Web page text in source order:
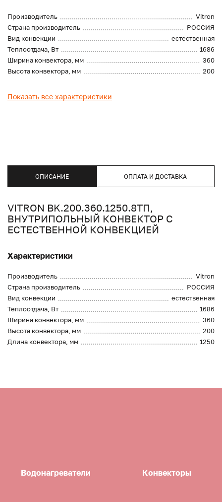
Производитель
Vitron
Страна производитель
РОССИЯ
Вид конвекции
естественная
Теплоотдача, Вт
1686
Ширина конвектора, мм
360
Высота конвектора, мм
200
Показать все характеристики
ОПИСАНИЕ ОПЛАТА И ДОСТАВКА
VITRON BK.200.360.1250.8ТП,
ВНУТРИПОЛЬНЫЙ КОНВЕКТОР С
ЕСТЕСТВЕННОЙ КОНВЕКЦИЕЙ
Характеристики
Производитель
Vitron
Страна производитель
РОССИЯ
Вид конвекции
естественная
Теплоотдача, Вт
1686
Ширина конвектора, мм
360
Высота конвектора, мм
200
Длина конвектора, мм
1250
Водонагреватели Конвекторы